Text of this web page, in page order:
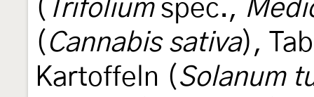
( Trifoliumspec.,
( Cannabis sativa),
Kartoffeln ( Solanum